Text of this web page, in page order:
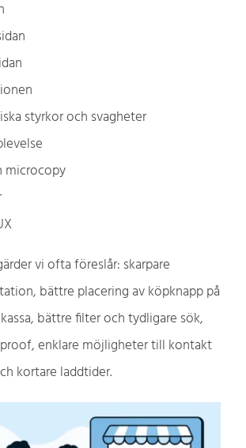
styrkor och svagheter
microcopy
vi ofta föreslår: skarpare
bättre placering av köpknapp på
bättre filter och tydligare sök,
enklare möjligheter till kontakt
kortare laddtider.